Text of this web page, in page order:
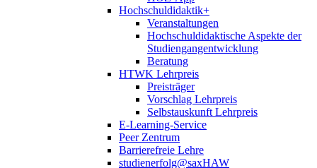
Hochschuldidaktik+
Veranstaltungen
Hochschuldidaktische Aspekte der
Studiengangentwicklung
Beratung
HTWK Lehrpreis
Preisträger
Vorschlag Lehrpreis
Selbstauskunft Lehrpreis
E-Learning-Service
Peer Zentrum
Barrierefreie Lehre
studienerfolg@saxHAW